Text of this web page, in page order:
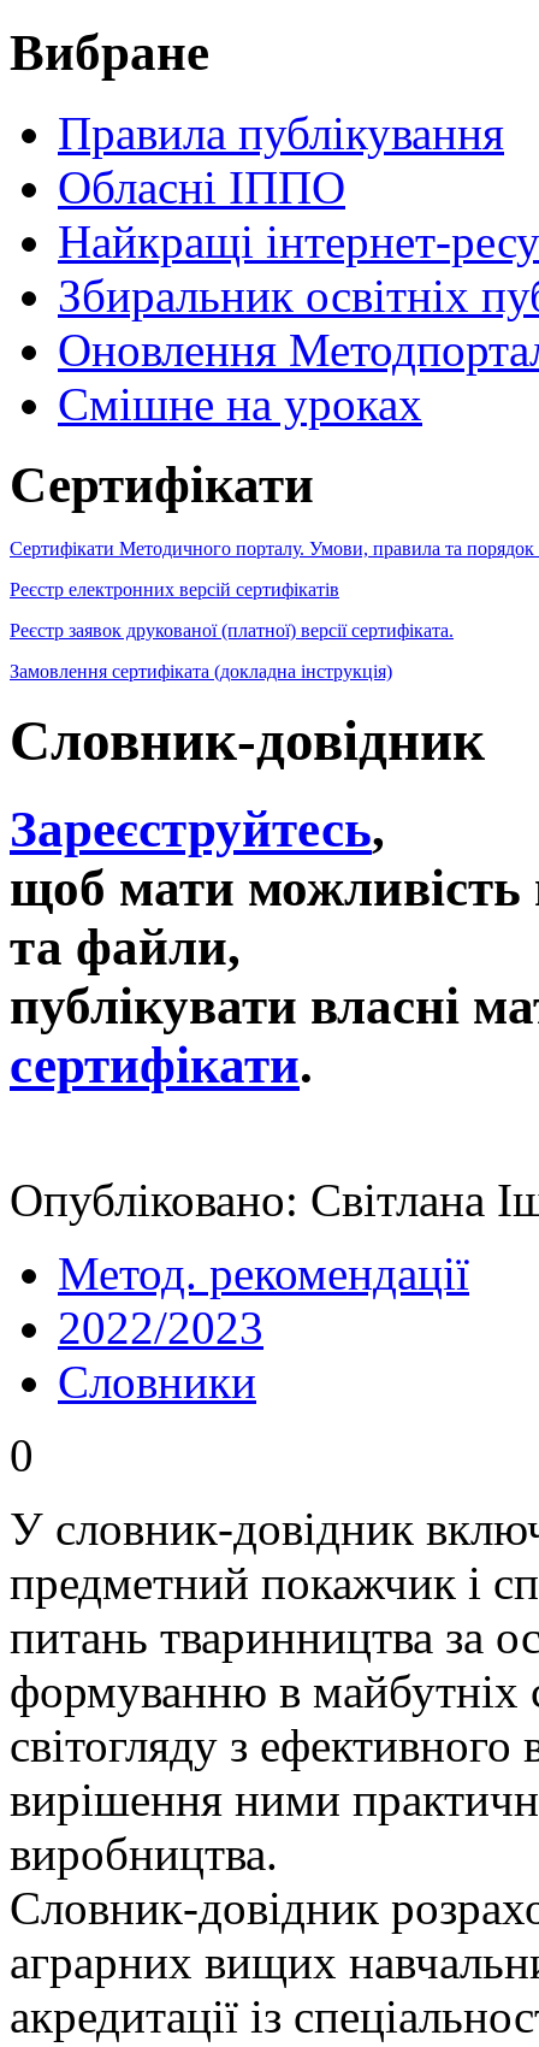
Вибране
Правила публікування
Обласні ІППО
Найкращі інтернет-
Збиральник освітніх
Оновлення
Cмішне на уроках
Сертифікати
Сертифікати Методичного порталу. Умови, правила та порядок
Реєстр електронних версій сертифікатів
Реєстр заявок друкованої (платної) версії сертифіката.
Замовлення сертифіката (докладна інструкція)
Словник-довідник
Зареєструйтесь,
щоб мати можливість
та файли,
публікувати власні
сертифікати.
Опубліковано: Світлана
Метод. рекомендації
2022/2023
Словники
0
У словник-довідник
предметний покажчик і
питань тваринництва за
формуванню в майбутніх
світогляду з
вирішення ними
виробництва.
Словник-довідник
аграрних вищих
акредитації із